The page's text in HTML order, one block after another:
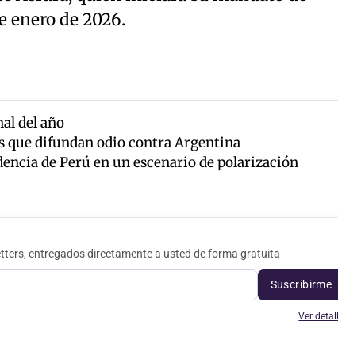
enero de 2026.
del año
que difundan odio contra Argentina
de Perú en un escenario de polarización
entregados directamente a usted de forma gratuita
Suscribirme
Ver